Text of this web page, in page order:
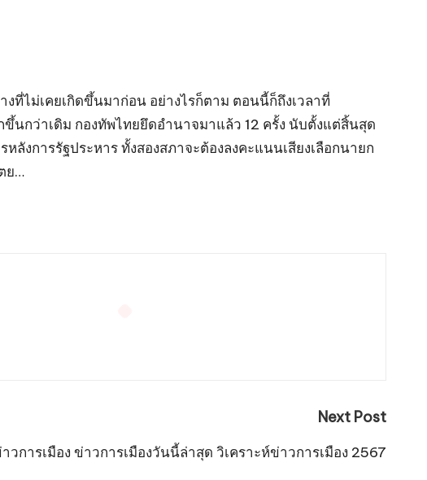
ที่ไม่เคยเกิดขึ้นมาก่อน อย่างไรก็ตาม ตอนนี้ก็ถึงเวลาที่
นกว่าเดิม กองทัพไทยยึดอำนาจมาแล้ว 12 ครั้ง นับตั้งแต่สิ้นสุด
งการรัฐประหาร ทั้งสองสภาจะต้องลงคะแนนเสียงเลือกนายก
ย…
Next Post
วการเมือง ข่าวการเมืองวันนี้ล่าสุด วิเคราะห์ข่าวการเมือง 2567